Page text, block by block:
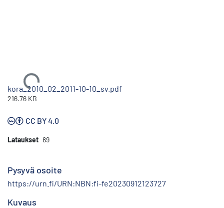
Ladataan...
kora_2010_02_2011-10-10_sv.pdf
216.76 KB
CC BY 4.0
Lataukset 69
Pysyvä osoite
https://urn.fi/URN:NBN:fi-fe20230912123727
Kuvaus